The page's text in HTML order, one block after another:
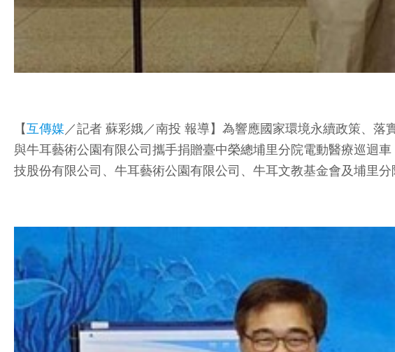
【互傳媒 ／記者 蘇彩娥／南投 報導】為響應國家環境永續政策、
與牛耳藝術公園有限公司攜手捐贈臺中榮總埔里分院電動醫療巡迴
技股份有限公司、牛耳藝術公園有限公司、牛耳文教基金會及埔里